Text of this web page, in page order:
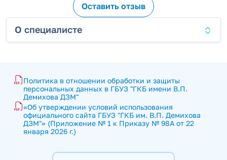
Оставить отзыв
О специалисте
Политика в отношении обработки и защиты
персональных данных в ГБУЗ "ГКБ имени В.П.
Демихова ДЗМ"
«Об утверждении условий использования
официального сайта ГБУЗ "ГКБ им. В.П. Демихова
ДЗМ"» (Приложение № 1 к Приказу № 98А от 22
января 2026 г.)